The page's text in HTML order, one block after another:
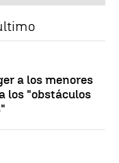
a los menores
los "obstáculos